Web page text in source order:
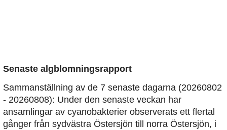
Senaste algblomningsrapport
Sammanställning av de 7 senaste dagarna (20260802
- 20260808): Under den senaste veckan har
ansamlingar av cyanobakterier observerats ett flertal
gånger från sydvästra Östersjön till norra Östersjön, i